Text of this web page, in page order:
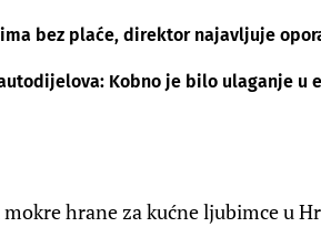
bez plaće, direktor najavljuje
Kobno je bilo ulaganje u
hrane za kućne ljubimce u